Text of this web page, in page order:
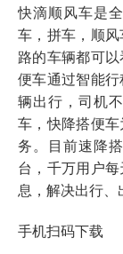
快滴顺风车是
车，拼车，顺
路的车辆都可
便车通过智能
辆出行，司机
车，快降搭便
务。目前速降
台，千万用户
息，解决出行、
手机扫码下载